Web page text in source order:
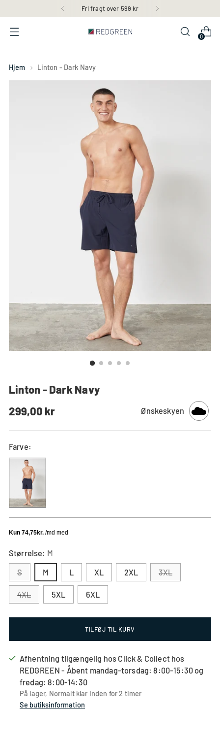
30 dages returret
0
Hjem Linton - Dark Navy
Linton - Dark Navy
Normal
299,00 kr Ønskeskyen
Farve:
Størrelse: M
S M L XL 2XL 3XL
4XL 5XL 6XL
Størrelsessvarende
Baseret
på
returneringer
anbefaler
Lille
i
størrelsen
sammenlignet
med
Vi
anbefaler,
bestiller
Stor
i
størrelsen
sammenlignet
med
Baseret
på
returneringer
anbefaler
TILFØJ TIL KURV
Afhentning tilgængelig hos Click & Collect hos
REDGREEN - Åbent mandag-torsdag: 8:00-15:30 og
fredag: 8:00-14:30
På lager, Normalt klar inden for 2 timer
Se butiksinformation